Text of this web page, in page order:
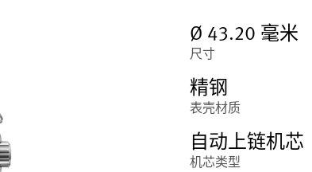
Ø 43.20 毫米
尺寸
精钢
表壳材质
自动上链机芯
机芯类型